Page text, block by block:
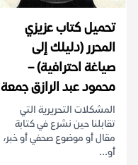
تحميل كتاب عزيزي
المحرر (دليلك إلى
صياغة احترافية) –
محمود عبد الرازق جمعة
المشكلات التحريرية التي
تقابلنا حين نشرع في كتابة
مقال أو موضوع صحفي أو خبر،
أو...